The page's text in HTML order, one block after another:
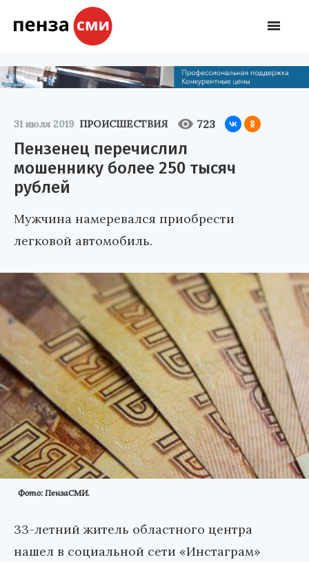
31 июля 2019 ПРОИСШЕСТВИЯ 723
Пензенец перечислил
мошеннику более 250 тысяч
рублей
Мужчина намеревался приобрести
легковой автомобиль.
Фото: ПензаСМИ.
33-летний житель областного центра
нашел в социальной сети «Инстаграм»